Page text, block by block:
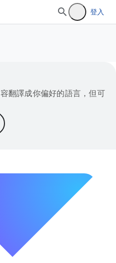
登入
翻譯成你偏好的語言，但可